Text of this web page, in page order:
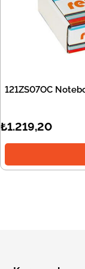
121ZS07OC
₺1.219,20